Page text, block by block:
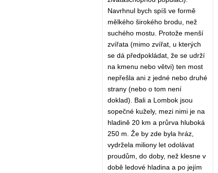
Navrhnul bych spíš ve formě
mělkého širokého brodu, než
suchého mostu. Protože menší
zvířata (mimo zvířat, u kterých
se dá předpokládat, že se udrží
na kmenu nebo větvi) ten most
nepřešla ani z jedné nebo druhé
strany (nebo o tom není
doklad). Bali a Lombok jsou
sopečné kužely, mezi nimi je na
hladině 20 km a průrva hluboká
250 m. Že by zde byla hráz,
vydržela miliony let odolávat
proudům, do doby, než klesne v
době ledové hladina a po jejím